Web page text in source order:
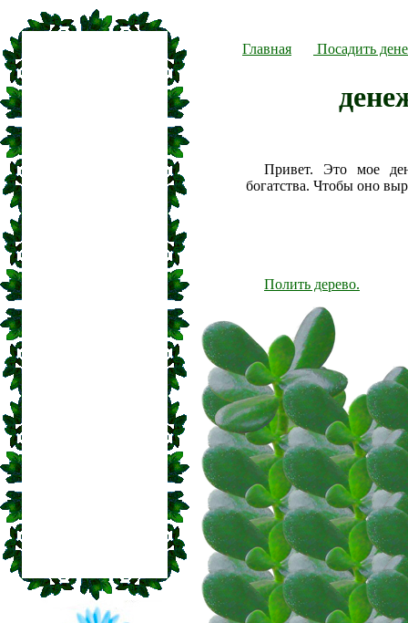
Главная Посадить
Привет. Это мое
богатства. Чтобы оно
Полить дерево.